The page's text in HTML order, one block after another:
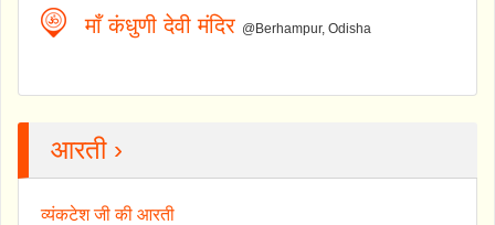
माँ कंधुणी देवी मंदिर @Berhampur, Odisha
आरती ›
व्यंकटेश जी की आरती